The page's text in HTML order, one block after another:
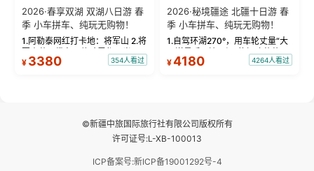
2026·春享双湖 双湖八日游 春
季 小车拼车、纯玩无购物！
1.阿勒泰网红打卡地：将军山 2.将
军山落日缆车，体验雪都风光 3.
将军山，夕阳派对，蹦迪party 4.
¥ 3380 354人看过
2026·秘境疆途 北疆十日游 春
季 小车拼车、纯玩无购物！
1.自驾环湖270°，用车轮丈量“大
西洋最后一滴眼泪”的极致蔚蓝，
让雪山、花海与深邃湖水在转弯
¥4180 4264人看过
©新疆中旅国际旅行社有限公司版权所有
许可证号:L-XB-100013
ICP备案号:新ICP备19001292号-4